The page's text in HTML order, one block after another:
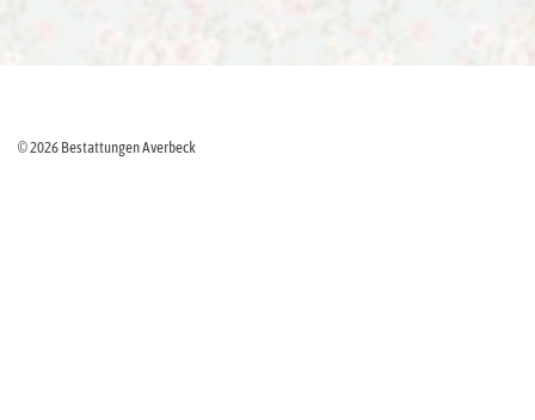
© 2026 Bestattungen Averbeck